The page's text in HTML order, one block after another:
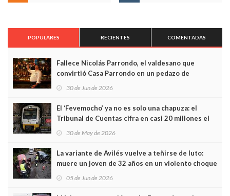
POPULARES RECIENTES COMENTADAS
Fallece Nicolás Parrondo, el valdesano que
convirtió Casa Parrondo en un pedazo de
Asturias en Madrid
30 de Jun de 2026
El ‘Fevemocho’ ya no es solo una chapuza: el
Tribunal de Cuentas cifra en casi 20 millones el
sobrecoste de los trenes que no cabían por los
30 de May de 2026
La variante de Avilés vuelve a teñirse de luto:
muere un joven de 32 años en un violento choque
frontal
05 de Jun de 2026